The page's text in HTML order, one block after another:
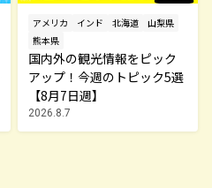
アメリカ インド 北海道
山梨県
熊本県
国内外の観光情報をピック
アップ！今週のトピック5選
【8月7日週】
2026.8.7